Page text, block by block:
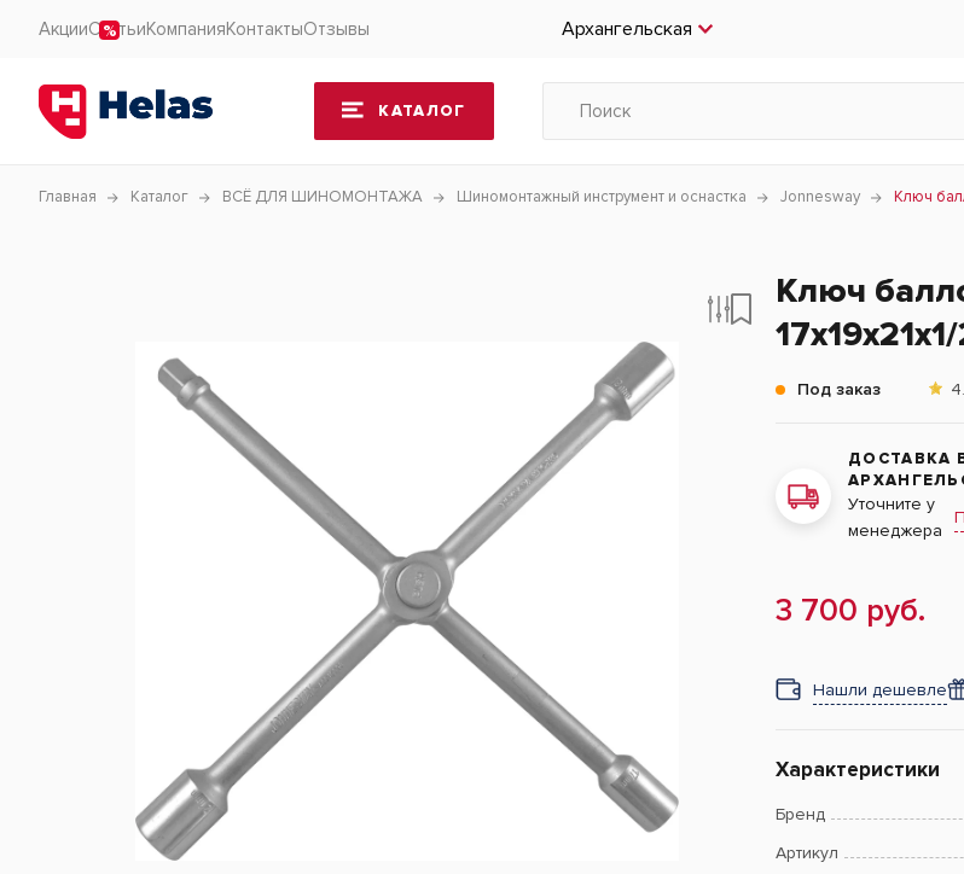
АкцииСтатьиКомпанияКонтактыОтзывы Архангельская
КАТАЛОГ
Главная Каталог ВСЁ ДЛЯ ШИНОМОНТАЖА Шиномонтажный инструмент и оснастка Jonnesway Ключ
Ключ
Под заказ
ДОСТАВКА
Уточните у
менеджера
3 700 руб.
Нашли дешевле
Характеристики
Бренд
Артикул